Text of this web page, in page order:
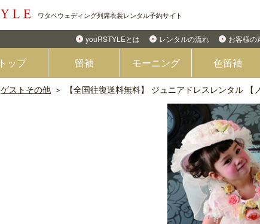
ワタベウェディング列席衣裳レンタル予約サイト
youRSTYLEとは レンタルの流れ お客様の
トップ 留袖 モーニング 色留袖
ゲストその他 【全国往復送料無料】 ジュニアドレスレンタル